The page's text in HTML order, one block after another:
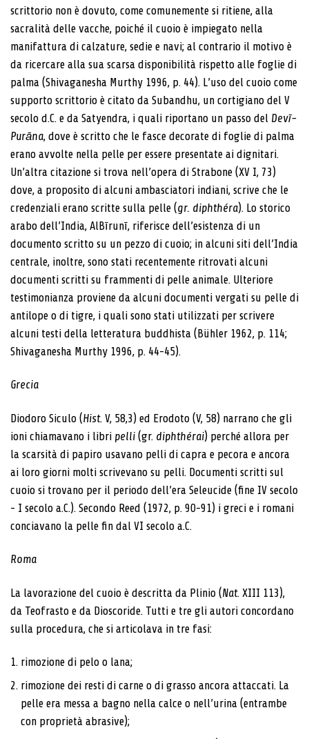
scrittorio non è dovuto, come comunemente si ritiene, alla
sacralità delle vacche, poiché il cuoio è impiegato nella
manifattura di calzature, sedie e navi; al contrario il motivo è
da ricercare alla sua scarsa disponibilità rispetto alle foglie di
palma (Shivaganesha Murthy 1996, p. 44). L’uso del cuoio come
supporto scrittorio è citato da Subandhu, un cortigiano del V
secolo d.C. e da Satyendra, i quali riportano un passo del Devī-
Purāna, dove è scritto che le fasce decorate di foglie di palma
erano avvolte nella pelle per essere presentate ai dignitari.
Un’altra citazione si trova nell’opera di Strabone (XV I, 73)
dove, a proposito di alcuni ambasciatori indiani, scrive che le
credenziali erano scritte sulla pelle (gr. diphthéra). Lo storico
arabo dell’India, AlBīrunī, riferisce dell’esistenza di un
documento scritto su un pezzo di cuoio; in alcuni siti dell’India
centrale, inoltre, sono stati recentemente ritrovati alcuni
documenti scritti su frammenti di pelle animale. Ulteriore
testimonianza proviene da alcuni documenti vergati su pelle di
antilope o di tigre, i quali sono stati utilizzati per scrivere
alcuni testi della letteratura buddhista (Bühler 1962, p. 114;
Shivaganesha Murthy 1996, p. 44-45).
Grecia
Diodoro Siculo (Hist. V, 58,3) ed Erodoto (V, 58) narrano che gli
ioni chiamavano i libri pelli (gr. diphthérai) perché allora per
la scarsità di papiro usavano pelli di capra e pecora e ancora
ai loro giorni molti scrivevano su pelli. Documenti scritti sul
cuoio si trovano per il periodo dell’era Seleucide (fine IV secolo
- I secolo a.C.). Secondo Reed (1972, p. 90-91) i greci e i romani
conciavano la pelle fin dal VI secolo a.C.
Roma
La lavorazione del cuoio è descritta da Plinio (Nat. XIII 113),
da Teofrasto e da Dioscoride. Tutti e tre gli autori concordano
sulla procedura, che si articolava in tre fasi:
rimozione di pelo o lana;
rimozione dei resti di carne o di grasso ancora attaccati. La
pelle era messa a bagno nella calce o nell’urina (entrambe
con proprietà abrasive);